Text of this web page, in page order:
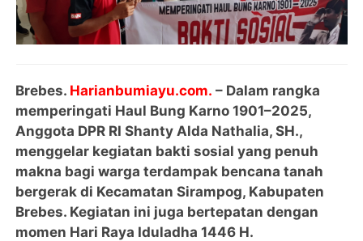
Brebes. Harianbumiayu.com.– Dalam rangka
memperingati Haul Bung Karno 1901–2025,
Anggota DPR RI Shanty Alda Nathalia, SH.,
menggelar kegiatan bakti sosial yang penuh
makna bagi warga terdampak bencana tanah
bergerak di Kecamatan Sirampog, Kabupaten
Brebes. Kegiatan ini juga bertepatan dengan
momen Hari Raya Iduladha 1446 H.